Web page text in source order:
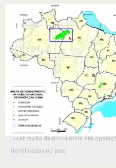
Localização da única mina em
identificadas no país